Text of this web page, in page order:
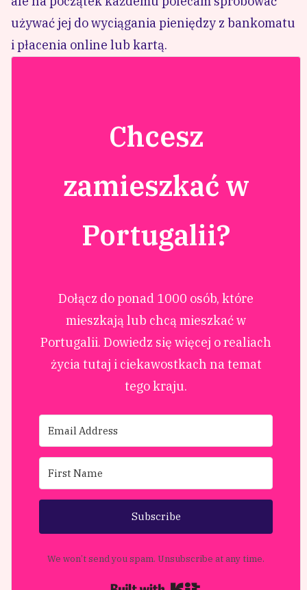
używać jej do wyciągania pieniędzy z bankomatu
i płacenia online lub kartą.
Chcesz
zamieszkać w
Portugalii?
Dołącz do ponad 1000 osób, które
mieszkają lub chcą mieszkać w
Portugalii. Dowiedz się więcej o realiach
życia tutaj i ciekawostkach na temat
tego kraju.
Subscribe
We won’t send you spam. Unsubscribe at any time.